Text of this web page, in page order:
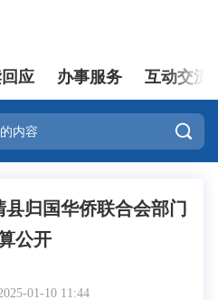
登录
应 办事服务 互动交流

归国华侨联合会部门
公开
01-10 11:44